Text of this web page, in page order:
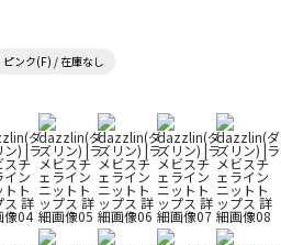
ピンク(F) / 在庫なし